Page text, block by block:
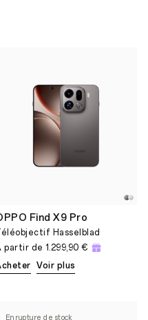
Find X9 Pro
Hasselblad
partir de 1.299,90 €
Voir plus
En rupture de stock